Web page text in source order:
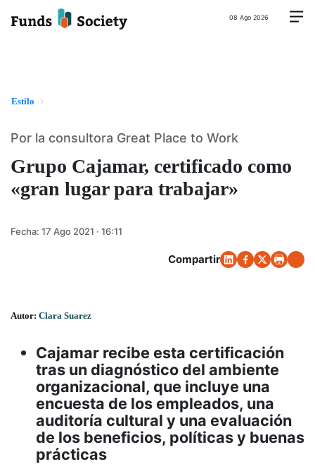
08 Ago 2026
Estilo
Grupo Cajamar, certificado como
«gran lugar para trabajar»
Por la consultora Great Place to Work
Fecha: 17 Ago 2021 · 16:11
Compartir
Autor: Clara Suarez
Cajamar recibe esta certificación
tras un diagnóstico del ambiente
organizacional, que incluye una
encuesta de los empleados, una
auditoría cultural y una evaluación
de los beneficios, políticas y buenas
prácticas